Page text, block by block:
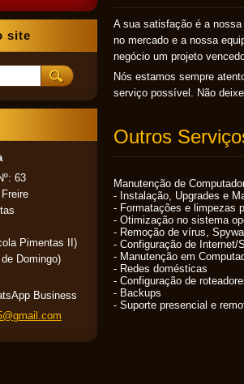
A sua satisfação é a
no mercado e a nossa
negócio um projeto
Nós estamos sempre
serviço possível. Não
Outros
Manutenção de
- Instalação, Upgrades e
- Formatações e limpezas
- Otimização no sistema
- Remoção de vírus,
- Configuração de
- Manutenção em
- Redes domésticas
- Configuração de
- Backups
- Suporte presencial e
site
63
Pimentas II)
Domingo)
Business
@gmail.com